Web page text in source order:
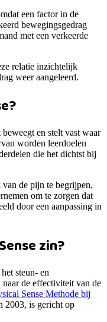
een factor in de
bewegingsgedrag
met een verkeerde
relatie inzichtelijk
weer aangeleerd.
en stelt vast waar
worden leerdoelen
die het dichtst bij
van de pijn te begrijpen,
om te zorgen dat
door een aanpassing in
zin?
steun- en
de effectiviteit van de
Sense Methode bij
2003, is gericht op